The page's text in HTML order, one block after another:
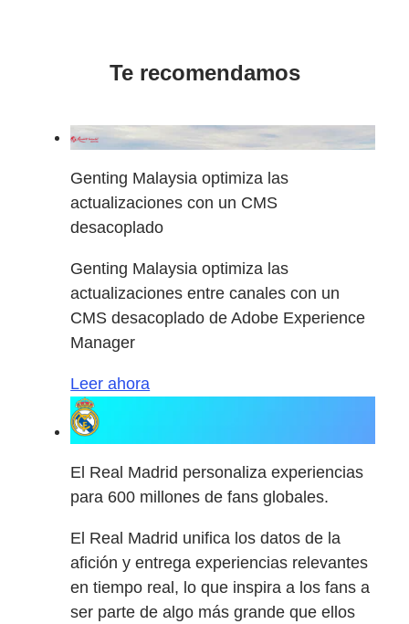
Te recomendamos
Genting Malaysia optimiza las
actualizaciones con un CMS
desacoplado
Genting Malaysia optimiza las
actualizaciones entre canales con un
CMS desacoplado de Adobe Experience
Manager
Leer ahora
El Real Madrid personaliza experiencias
para 600 millones de fans globales.
El Real Madrid unifica los datos de la
afición y entrega experiencias relevantes
en tiempo real, lo que inspira a los fans a
ser parte de algo más grande que ellos